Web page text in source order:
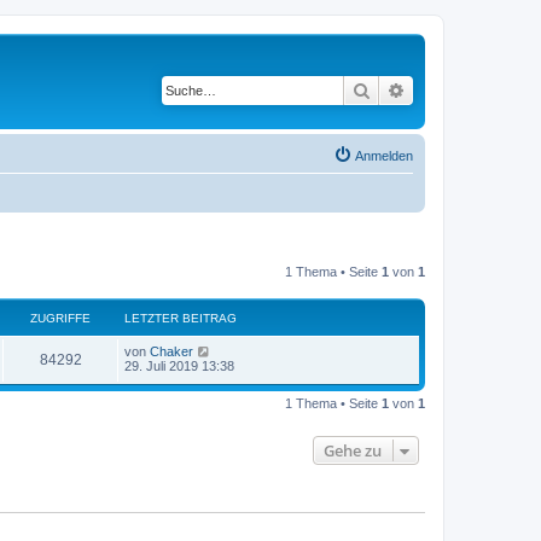
Suche
Anmelden
1 Thema • Seite 1 von 1
ZUGRIFFE LETZTER BEITRAG
84292 von Chaker
29. Juli 2019 13:38
1 Thema • Seite 1 von 1
Gehe zu